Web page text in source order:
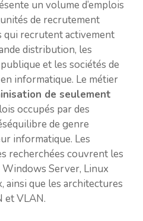
un volume d’emplois
de recrutement
qui recrutent activement
distribution, les
et les sociétés de
informatique. Le métier
de seulement
occupés par des
de genre
informatique. Les
recherchées couvrent les
Windows Server, Linux
ainsi que les architectures
et VLAN.